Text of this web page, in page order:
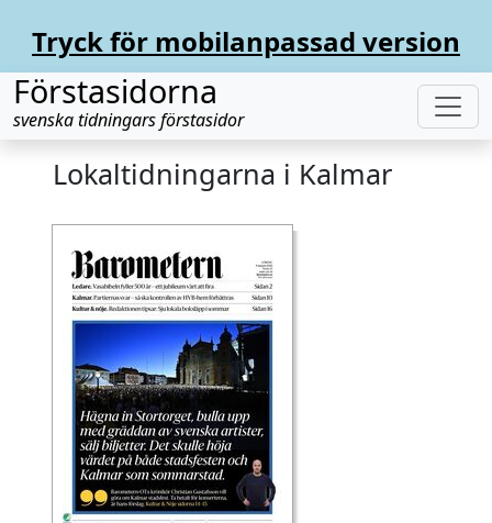
Tryck för mobilanpassad version
Förstasidorna
svenska tidningars förstasidor
Lokaltidningarna i Kalmar